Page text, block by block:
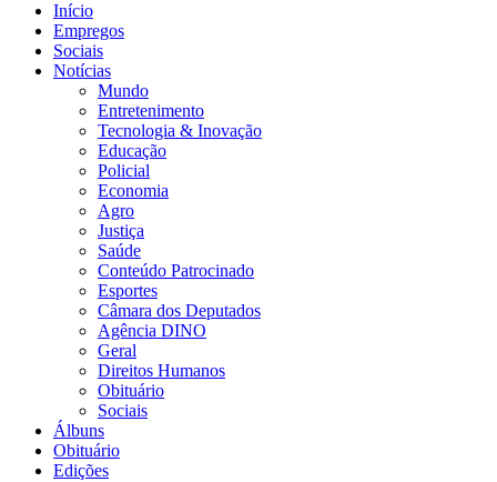
Início
Empregos
Sociais
Notícias
Mundo
Entretenimento
Tecnologia & Inovação
Educação
Policial
Economia
Agro
Justiça
Saúde
Conteúdo Patrocinado
Esportes
Câmara dos Deputados
Agência DINO
Geral
Direitos Humanos
Obituário
Sociais
Álbuns
Obituário
Edições